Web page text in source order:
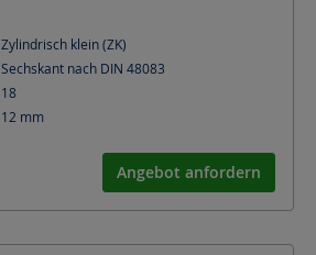
Zylindrisch klein (ZK)
Sechskant nach DIN 48083
18
12 mm
Angebot anfordern